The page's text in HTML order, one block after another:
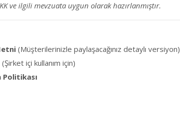
ve ilgili mevzuata uygun olarak hazırlanmıştır.
(Müşterilerinizle paylaşacağınız detaylı versiyon)
(Şirket içi kullanım için)
Politikası